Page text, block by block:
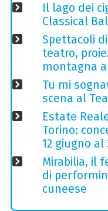
Il lago dei
Classical
Spettacoli
teatro,
montagna a
Tu mi
scena al
Estate
Torino:
12 giugno al
Mirabilia, il
di
cuneese